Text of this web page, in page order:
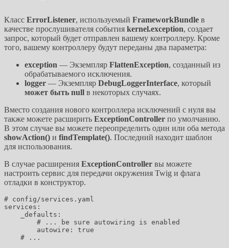
Класс ErrorListener, используемый FrameworkBundle в
качестве прослушивателя события kernel.exception, создает
запрос, который будет отправлен вашему контроллеру. Кроме
того, вашему контроллеру будут переданы два параметра:
exception — Экземпляр FlattenException, созданный из
обрабатываемого исключения.
logger — Экземпляр DebugLoggerInterface, который
может быть null в некоторых случаях.
Вместо создания нового контроллера исключений с нуля вы
также можете расширить ExceptionController по умолчанию.
В этом случае вы можете переопределить один или оба метода
showAction() и findTemplate(). Последний находит шаблон
для использования.
В случае расширения ExceptionController вы можете
настроить сервис для передачи окружения Twig и флага
отладки в конструктор.
# config/services.yaml
services:
    _defaults:
        # ... be sure autowiring is enabled
        autowire: true
    # ...